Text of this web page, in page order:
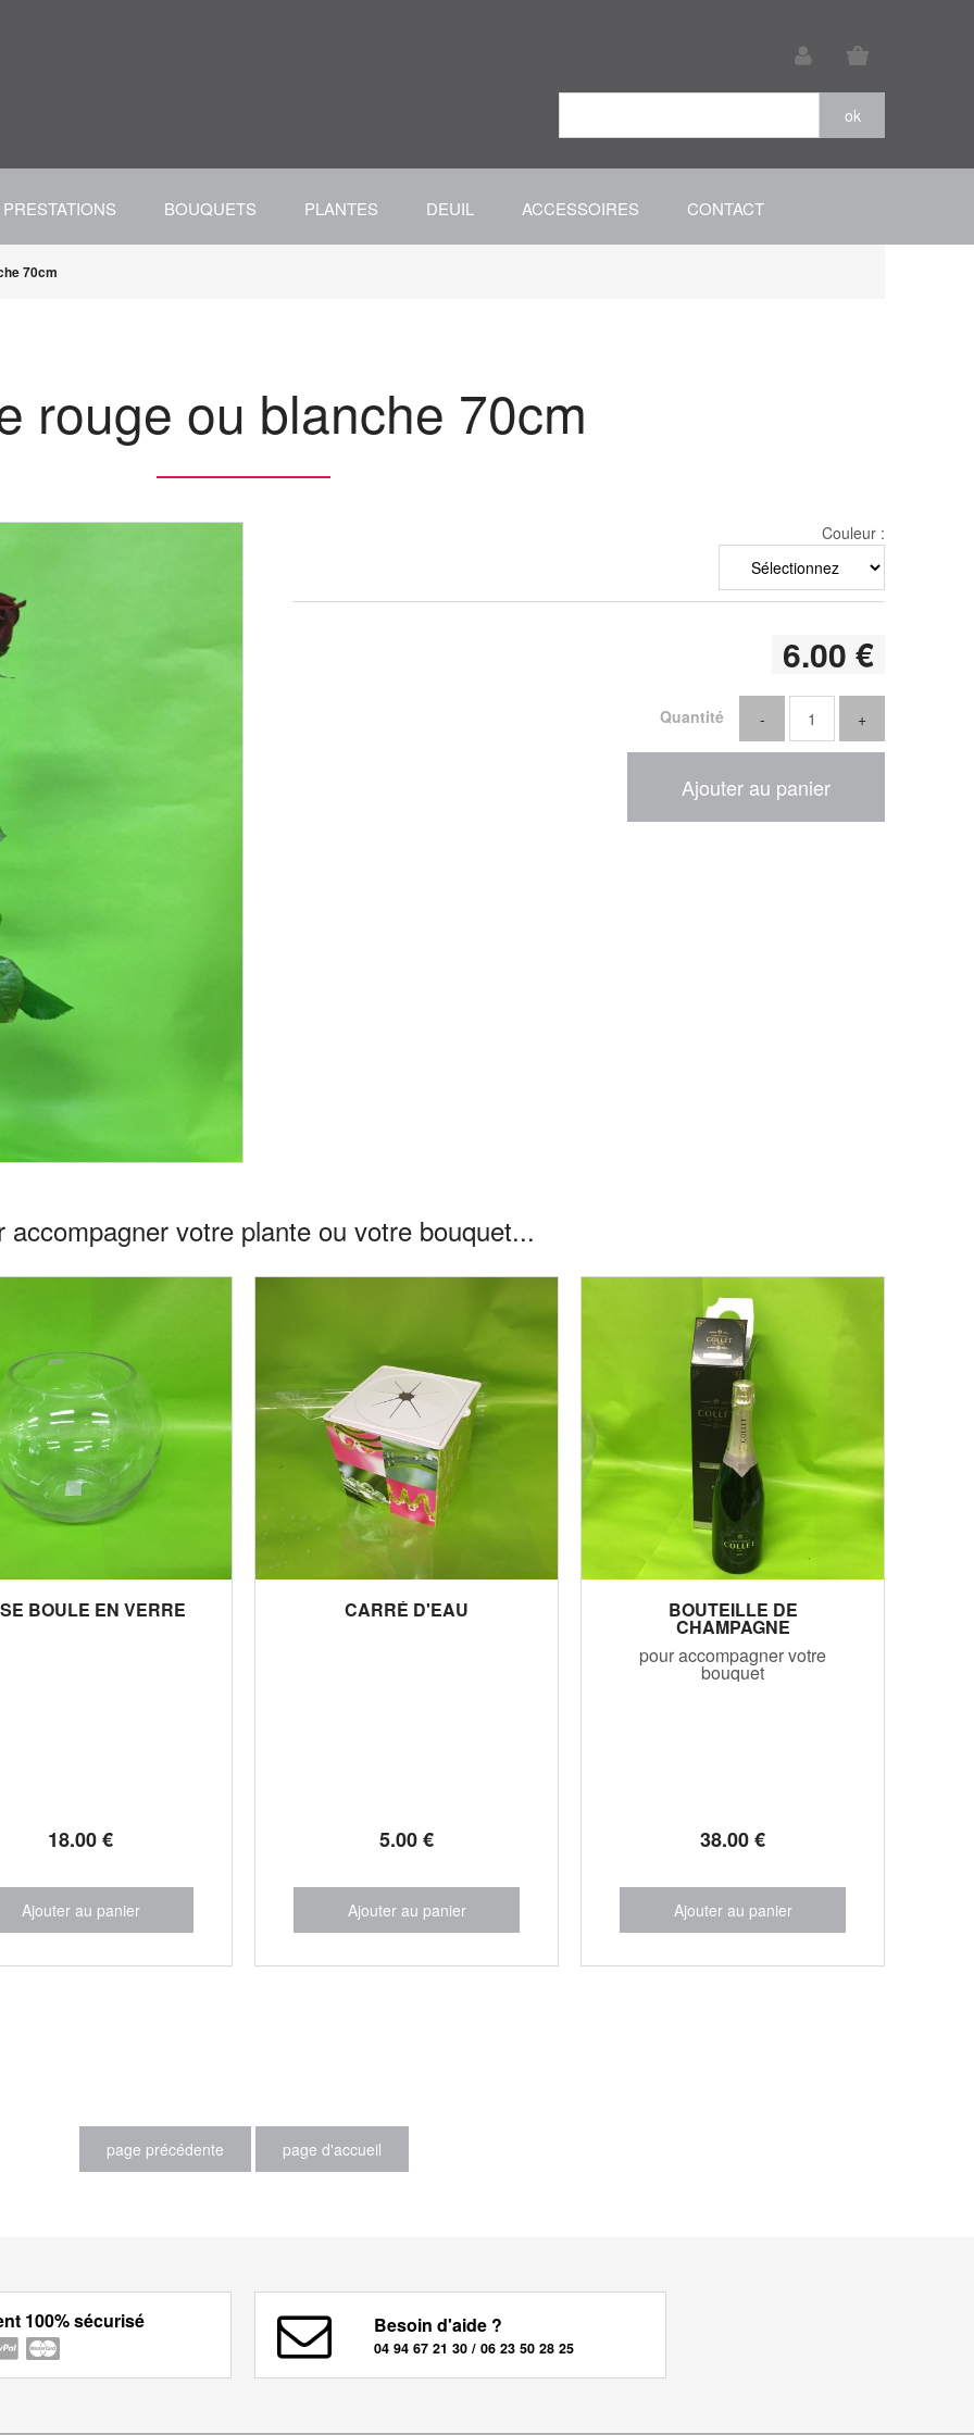
PRESTATIONS BOUQUETS PLANTES DEUIL ACCESSOIRES CONTACT
70cm
rouge ou blanche 70cm
Couleur :
6.00 €
Quantité
accompagner votre plante ou votre bouquet...
BOULE EN VERRE
18.00€
CARRÉ D'EAU
5.00€
BOUTEILLE DE
CHAMPAGNE
pour accompagner votre
bouquet
38.00€
100% sécurisé Besoin d'aide ?
04 94 67 21 30 / 06 23 50 28 25